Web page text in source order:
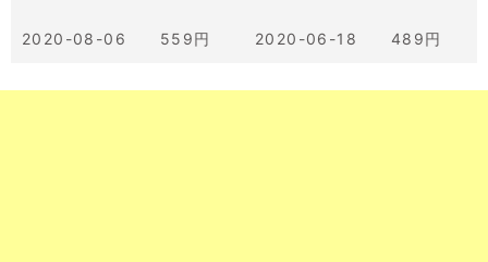
2020-08-06 559円 2020-06-18 489円